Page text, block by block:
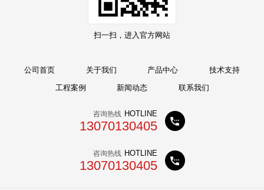
扫一扫，进入官方网站
公司首页 关于我们 产品中心
技术支持
工程案例
新闻动态 联系我们
咨询热线 HOTLINE
13070130405
咨询热线 HOTLINE
13070130405